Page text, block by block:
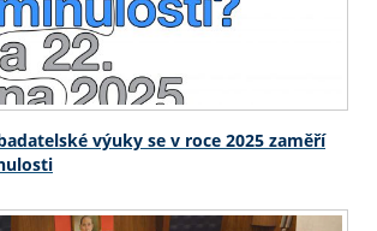
výuky se v roce 2025 zaměří